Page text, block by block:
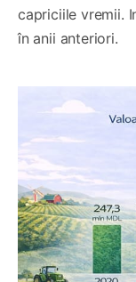
capriciile vremii.
în anii anteriori.